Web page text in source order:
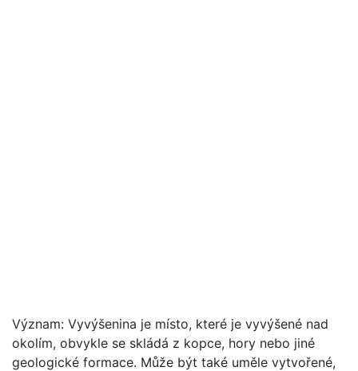
Význam: Vyvýšenina je místo, které je vyvýšené nad
okolím, obvykle se skládá z kopce, hory nebo jiné
geologické formace. Může být také uměle vytvořené,